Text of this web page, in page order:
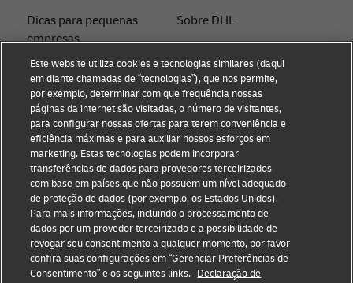
Dicas para pequenas
empresas
Dicas de comércio
eletrônico
Dicas B2B
Envio com DHL
Dicas de logística
Notícias e Insights
Impostos e Alfândega
Sobre DHL
Imprensa
Sustentabilidade
Aviso legal
Termos de Uso
Privacidade
Configurações de cookies
Este website utiliza cookies e tecnologias similares (daqui
em diante chamadas de “tecnologias”), que nos permite,
por exemplo, determinar com que frequência nossas
páginas da internet são visitadas, o número de visitantes,
para configurar nossas ofertas para terem conveniência e
eficiência máximas e para auxiliar nossos esforços em
marketing. Estas tecnologias podem incorporar
transferências de dados para provedores terceirizados
com base em países que não possuem um nível adequado
de proteção de dados (por exemplo, os Estados Unidos).
Para mais informações, incluindo o processamento de
dados por um provedor terceirizado e a possibilidade de
revogar seu consentimento a qualquer momento, por favor
confira suas configurações em “Gerenciar Preferências de
Consentimento” e os seguintes links. Declaração de